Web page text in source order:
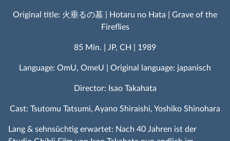
Original title: 火垂るの墓 | Hotaru no Hata | Grave of the
Fireflies
85 Min. | JP, CH | 1989
Language: OmU, OmeU | Original language: japanisch
Director: Isao Takahata
Cast: Tsutomu Tatsumi, Ayano Shiraishi, Yoshiko Shinohara
Lang & sehnsüchtig erwartet: Nach 40 Jahren ist der